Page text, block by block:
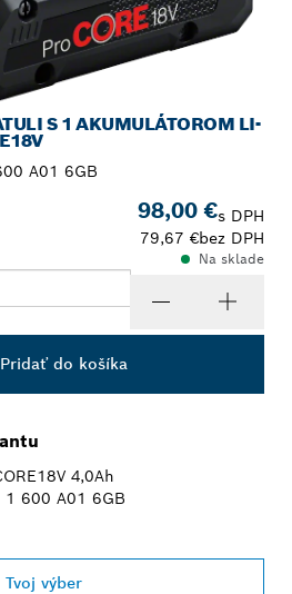
S 1 AKUMULÁTOROM LI-
A01 6GB
98,00 €s DPH
79,67 €bez DPH
Na sklade
Pridať do košíka
4,0Ah
1 600 A01 6GB
Tvoj výber